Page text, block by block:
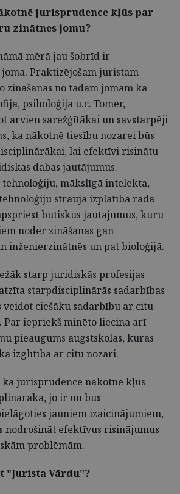
jurisprudence kļūs par
zinātnes jomu?
mērā jau šobrīd ir
Praktizējošam juristam
no tādām jomām kā
psiholoģija u.c. Tomēr,
arvien sarežģītākai un savstarpēji
ka nākotnē tiesību nozarei būs
lai efektīvi risinātu
dabas jautājumus.
mākslīgā intelekta,
straujā izplatība rada
būtiskus jautājumus, kuru
noder zināšanas gan
inženierzinātnēs un pat bioloģijā.
starp juridiskās profesijas
starpdisciplinārās sadarbības
veidot ciešāku sadarbību ar citu
Par iepriekš minēto liecina arī
pieaugums augstskolās, kurās
izglītība ar citu nozari.
ka jurisprudence nākotnē kļūs
jo ir un būs
jauniem izaicinājumiem,
nodrošināt efektīvus risinājumus
problēmām.
"Jurista Vārdu"?